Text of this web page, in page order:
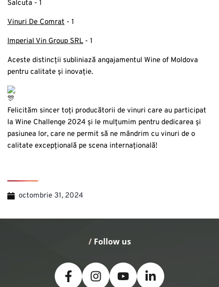
Salcuta - 1
Vinuri De Comrat - 1
Imperial Vin Group SRL - 1
Aceste distincții subliniază angajamentul Wine of Moldova
pentru calitate și inovație.
Felicităm sincer toți producătorii de vinuri care au participat
la Wine Challenge 2024 și le mulțumim pentru dedicarea și
pasiunea lor, care ne permit să ne mândrim cu vinuri de o
calitate excepțională pe scena internațională!
octombrie 31, 2024
/ Follow us